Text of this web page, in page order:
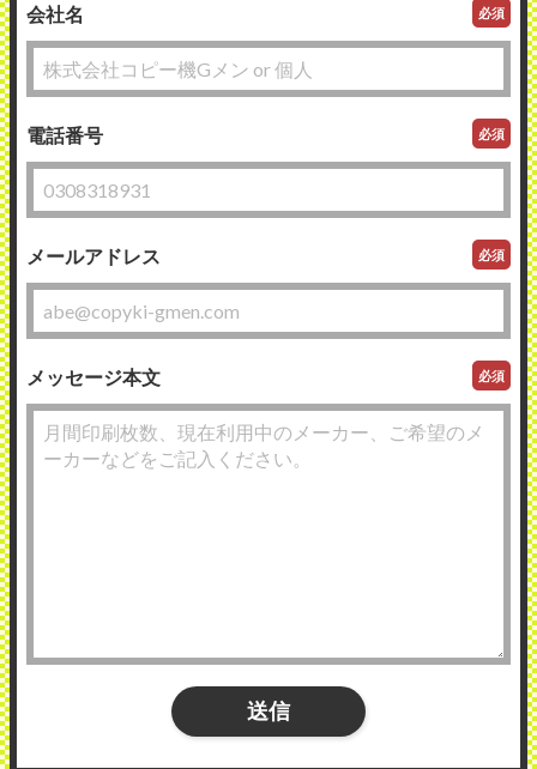
会社名 必須
電話番号 必須
メールアドレス 必須
メッセージ本文 必須